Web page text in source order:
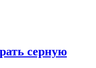
серную